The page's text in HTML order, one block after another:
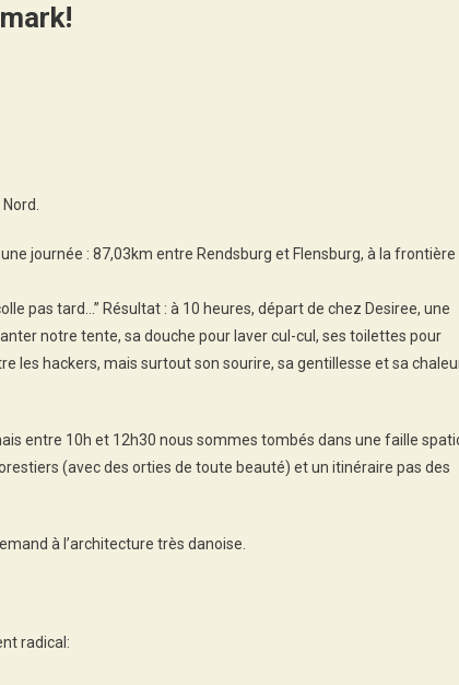
journée : 87,03km entre Rendsburg et Flensburg, à la frontière
pas tard…” Résultat : à 10 heures, départ de chez Desiree, une
notre tente, sa douche pour laver cul-cul, ses toilettes pour
les hackers, mais surtout son sourire, sa gentillesse et sa
entre 10h et 12h30 nous sommes tombés dans une faille
(avec des orties de toute beauté) et un itinéraire pas des
à l’architecture très danoise.
radical: